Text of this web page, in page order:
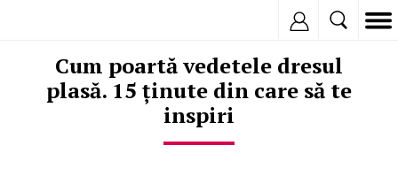
Cum poartă vedetele dresul
plasă. 15 ținute din care să te
inspiri